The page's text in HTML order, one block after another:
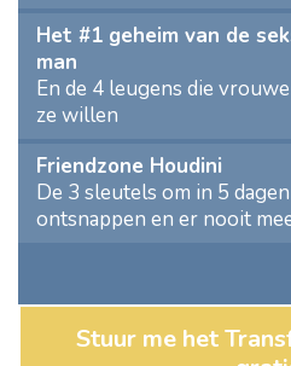
Het #1 geheim van de
man
En de 4 leugens die
ze willen
Friendzone Houdini
De 3 sleutels om in 5
ontsnappen en er nooit
Stuur me het